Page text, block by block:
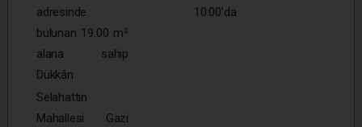
adresinde
bulunan 19.00 m²
alana sahip
Dükkân
10:00’da
Selahattin
Mahallesi Gazi